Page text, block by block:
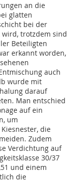
an die
glatten
bei der
trotzdem sind
Beteiligten
erkannt worden,
auch
wurde mit
darauf
Man entschied
auf ein
um
die
Zudem
Verdichtung auf
30/37
und einem
die